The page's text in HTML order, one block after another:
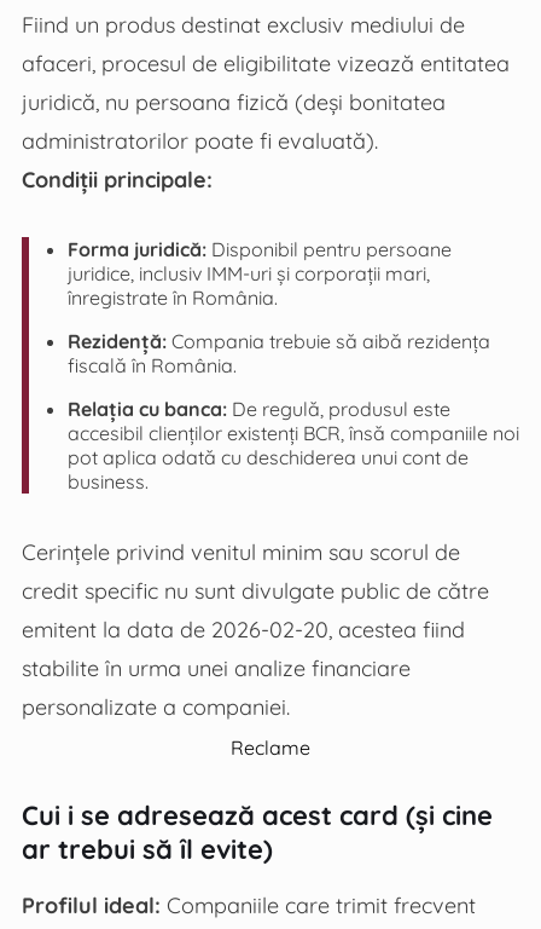
Fiind un produs destinat exclusiv mediului de
afaceri, procesul de eligibilitate vizează entitatea
juridică, nu persoana fizică (deși bonitatea
administratorilor poate fi evaluată).
Condiții principale:
Forma juridică:Disponibil pentru persoane
juridice, inclusiv IMM-uri și corporații mari,
înregistrate în România.
Rezidență:Compania trebuie să aibă rezidența
fiscală în România.
Relația cu banca:De regulă, produsul este
accesibil clienților existenți BCR, însă companiile noi
pot aplica odată cu deschiderea unui cont de
business.
Cerințele privind venitul minim sau scorul de
credit specific nu sunt divulgate public de către
emitent la data de 2026-02-20, acestea fiind
stabilite în urma unei analize financiare
personalizate a companiei.
Reclame
Cui i se adresează acest card (și cine
ar trebui să îl evite)
Profilul ideal: Companiile care trimit frecvent